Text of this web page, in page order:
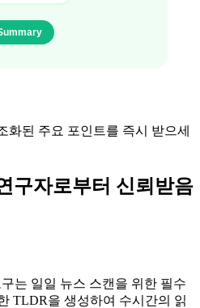
화된 주요 포인트를 즉시 받으세
구자로부터 신뢰받음
는 일일 뉴스 스캔을 위한 필수
TLDR을 생성하여 수시간의 읽